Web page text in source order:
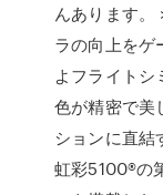
んあります。
ラの向上をゲ
よフライトシ
色が精密で美
ションに直結
虹彩5100®の